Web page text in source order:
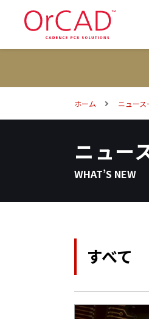
ホーム ニュース
ニュー
WHAT’S NEW
すべて